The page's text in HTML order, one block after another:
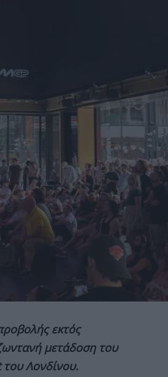
εκτός
μετάδοση του
Λονδίνου.